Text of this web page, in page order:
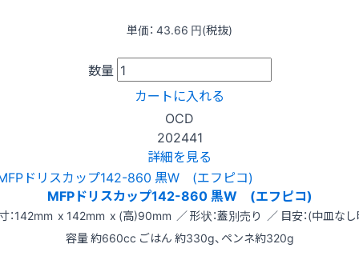
単価： 43.66 円(税抜)
数量
カートに入れる
OCD
202441
詳細を見る
MFPドリスカップ142-860 黒W (エフピコ)
：142mm x 142mm x (高)90mm ／ 形状：蓋別売り ／ 目安：(中皿な
容量 約660cc ごはん 約330g、ペンネ約320g